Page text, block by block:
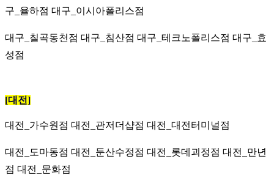
구_율하점 대구_이시아폴리스점
대구_칠곡동천점 대구_침산점 대구_테크노폴리스점 대구_효
성점
[대전]
대전_가수원점 대전_관저더샵점 대전_대전터미널점
대전_도마동점 대전_둔산수정점 대전_롯데괴정점 대전_만년
점 대전_문화점